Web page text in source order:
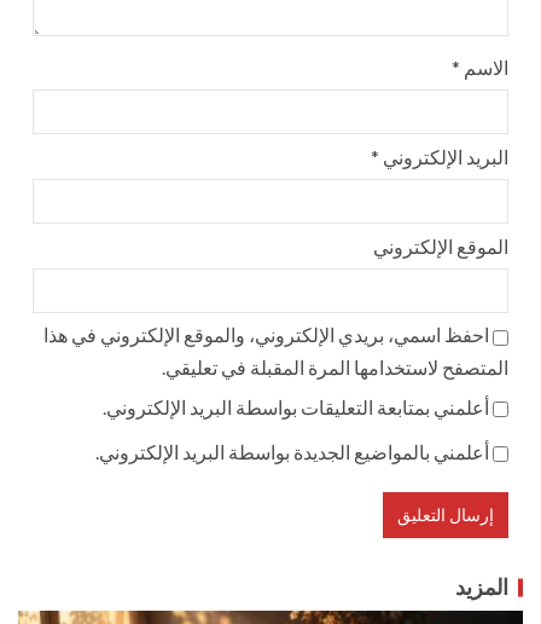
الاسم *
البريد الإلكتروني *
الموقع الإلكتروني
احفظ اسمي، بريدي الإلكتروني، والموقع الإلكتروني في هذا
المتصفح لاستخدامها المرة المقبلة في تعليقي.
أعلمني بمتابعة التعليقات بواسطة البريد الإلكتروني.
أعلمني بالمواضيع الجديدة بواسطة البريد الإلكتروني.
المزيد